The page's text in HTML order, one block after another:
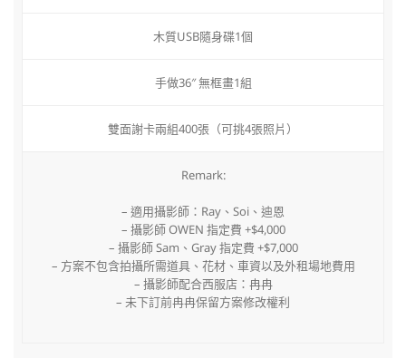
木質USB隨身碟1個
手做36″ 無框畫1組
雙面謝卡兩組400張（可挑4張照片）
Remark:
– 適用攝影師：Ray、Soi、迪恩
– 攝影師 OWEN 指定費 +$4,000
– 攝影師 Sam、Gray 指定費 +$7,000
– 方案不包含拍攝所需道具、花材、車資以及外租場地費用
– 攝影師配合西服店：冉冉
– 未下訂前冉冉保留方案修改權利